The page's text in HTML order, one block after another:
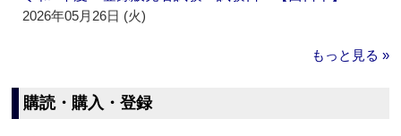
2026年05月26日 (火)
もっと見る »
購読・購入・登録